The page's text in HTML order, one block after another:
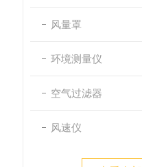
风量罩
环境测量仪
空气过滤器
风速仪